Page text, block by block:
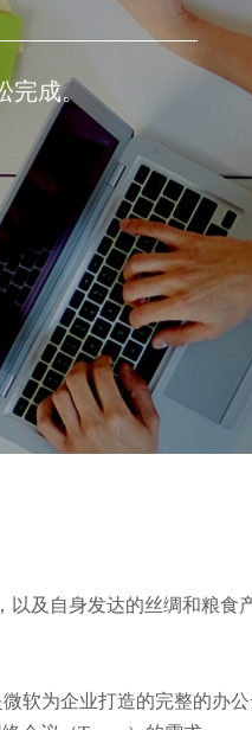
完成。
及自身发达的丝绸和粮食
软为企业打造的完整的办